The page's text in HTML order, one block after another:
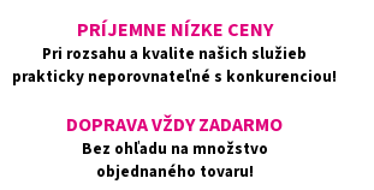
PRÍJEMNE NÍZKE CENY
Pri rozsahu a kvalite našich služieb
prakticky neporovnateľné s konkurenciou!
DOPRAVA VŽDY ZADARMO
Bez ohľadu na množstvo
objednaného tovaru!